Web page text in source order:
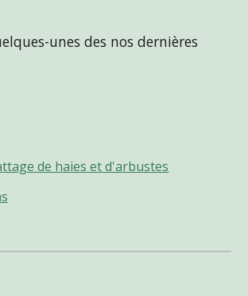
unes des nos dernières
de haies et d'arbustes